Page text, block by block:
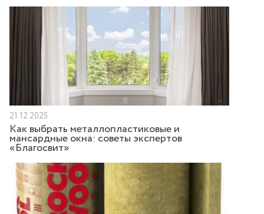
21.12.2025
Как выбрать металлопластиковые и
мансардные окна: советы экспертов
«Благосвит»